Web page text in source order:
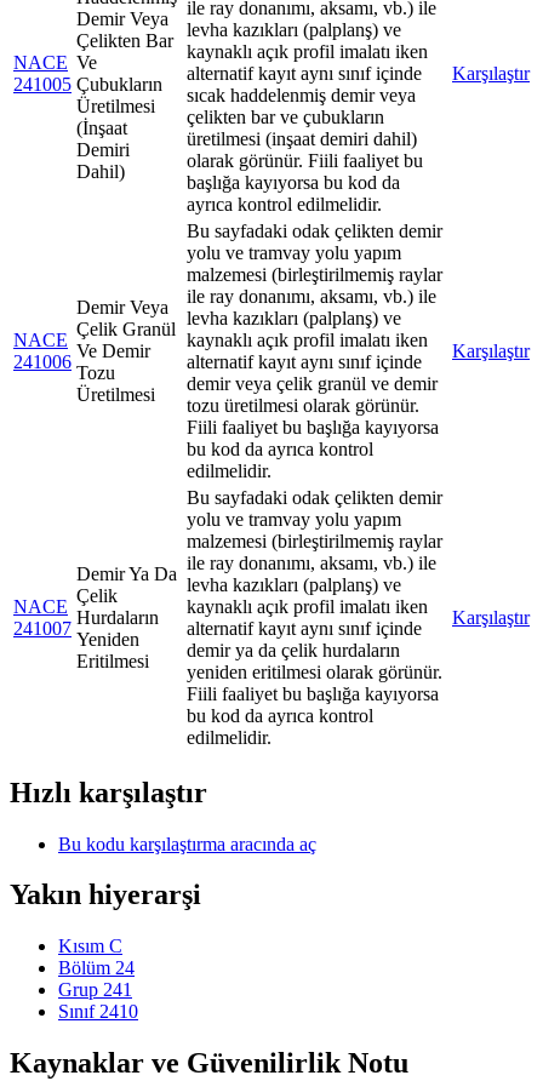
NACE
241005
Demir Veya
Çelikten Bar
Ve
Çubukların
Üretilmesi
(İnşaat
Demiri
Dahil)
ile ray donanımı, aksamı, vb.) ile
levha kazıkları (palplanş) ve
kaynaklı açık profil imalatı iken
alternatif kayıt aynı sınıf içinde
sıcak haddelenmiş demir veya
çelikten bar ve çubukların
üretilmesi (inşaat demiri dahil)
olarak görünür. Fiili faaliyet bu
başlığa kayıyorsa bu kod da
ayrıca kontrol edilmelidir.
Karşılaştır
NACE
241006
Demir Veya
Çelik Granül
Ve Demir
Tozu
Üretilmesi
Bu sayfadaki odak çelikten demir
yolu ve tramvay yolu yapım
malzemesi (birleştirilmemiş raylar
ile ray donanımı, aksamı, vb.) ile
levha kazıkları (palplanş) ve
kaynaklı açık profil imalatı iken
alternatif kayıt aynı sınıf içinde
demir veya çelik granül ve demir
tozu üretilmesi olarak görünür.
Fiili faaliyet bu başlığa kayıyorsa
bu kod da ayrıca kontrol
edilmelidir.
Karşılaştır
NACE
241007
Demir Ya Da
Çelik
Hurdaların
Yeniden
Eritilmesi
Bu sayfadaki odak çelikten demir
yolu ve tramvay yolu yapım
malzemesi (birleştirilmemiş raylar
ile ray donanımı, aksamı, vb.) ile
levha kazıkları (palplanş) ve
kaynaklı açık profil imalatı iken
alternatif kayıt aynı sınıf içinde
demir ya da çelik hurdaların
yeniden eritilmesi olarak görünür.
Fiili faaliyet bu başlığa kayıyorsa
bu kod da ayrıca kontrol
edilmelidir.
Karşılaştır
Hızlı karşılaştır
Bu kodu karşılaştırma aracında aç
Yakın hiyerarşi
Kısım C
Bölüm 24
Grup 241
Sınıf 2410
Kaynaklar ve Güvenilirlik Notu